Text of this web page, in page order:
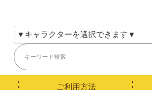
ご利用方法